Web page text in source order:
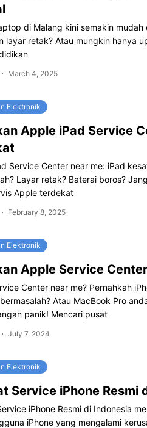
di Malang kini semakin mudah
layar retak? Atau mungkin hanya
March 4, 2025
Elektronik
Apple iPad Service
Service Center near me: iPad
Layar retak? Baterai boros?
Apple terdekat
February 8, 2025
Elektronik
Apple Service
Center near me? Pernahkah
Atau MacBook Pro
panik! Mencari pusat
July 7, 2024
Elektronik
Service iPhone Resmi
iPhone Resmi di Indonesia
iPhone yang mengalami